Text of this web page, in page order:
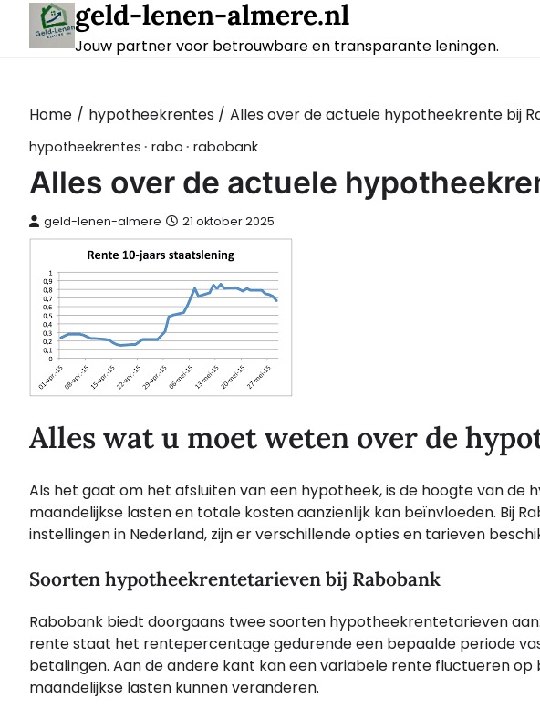
content
geld-lenen-almere.nl
Jouw partner voor betrouwbare en transparante leningen.
Home hypotheekrentes Alles over de actuele hypotheekrente bij
hypotheekrentes rabo rabobank
Alles over de actuele
geld-lenen-almere 21 oktober 2025
Alles wat u moet weten over de
Als het gaat om het afsluiten van een hypotheek, is de hoogte van
maandelijkse lasten en totale kosten aanzienlijk kan beïnvloeden. Bij
instellingen in Nederland, zijn er verschillende opties en tarieven
Soorten hypotheekrentetarieven bij Rabobank
Rabobank biedt doorgaans twee soorten hypotheekrentetarieven
rente staat het rentepercentage gedurende een bepaalde periode
betalingen. Aan de andere kant kan een variabele rente fluctueren
maandelijkse lasten kunnen veranderen.